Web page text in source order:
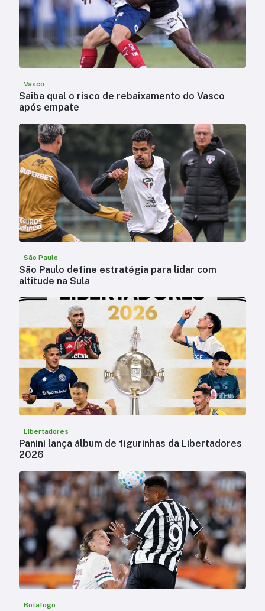
Vasco
Saiba qual o risco de rebaixamento do Vasco
após empate
São Paulo
São Paulo define estratégia para lidar com
altitude na Sula
Libertadores
Panini lança álbum de figurinhas da Libertadores
2026
Botafogo